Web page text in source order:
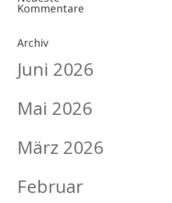
Kommentare
Archiv
Juni 2026
Mai 2026
März 2026
Februar